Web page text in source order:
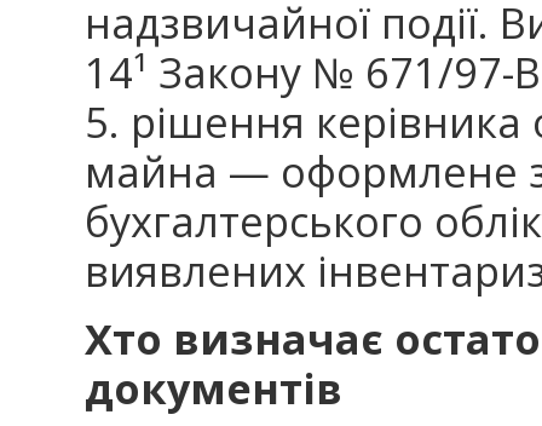
надзвичайної події.
14¹ Закону № 671/97-
5. рішення керівника
майна — оформлене
бухгалтерського
виявлених
Хто визначає
документів